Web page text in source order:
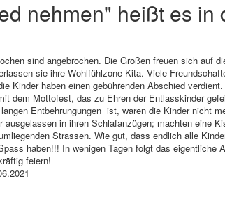
nehmen" heißt es in
sind angebrochen. Die Großen freuen sich auf
sie ihre Wohlfühlzone Kita. Viele
Kinder haben einen gebührenden Abschied
dem Mottofest, das zu Ehren der Entlasskinder
Entbehrungungen ist, waren die Kinder nicht
ausgelassen in ihren Schlafanzügen; machten eine
Strassen. Wie gut, dass endlich alle
haben!!! In wenigen Tagen folgt das eigentliche
feiern!